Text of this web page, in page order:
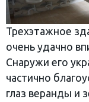
Трехэтажное
очень удачно
Снаружи его
частично
глаз веранды и